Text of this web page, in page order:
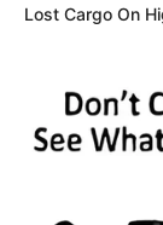
ouvido de mulher.
Lost Cargo On